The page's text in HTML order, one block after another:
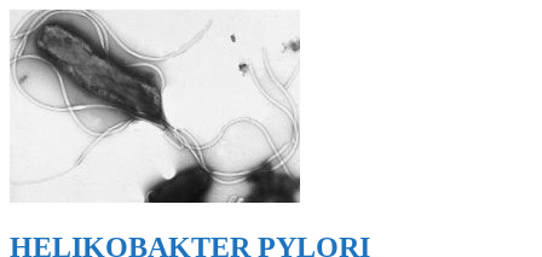
HELIKOBAKTER PYLORI